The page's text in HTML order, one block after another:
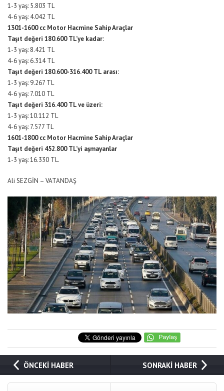
1-3 yaş: 5.803 TL
4-6 yaş: 4.042 TL
1301-1600 cc Motor Hacmine Sahip Araçlar
Taşıt değeri 180.600 TL’ye kadar:
1-3 yaş: 8.421 TL
4-6 yaş: 6.314 TL
Taşıt değeri 180.600-316.400 TL arası:
1-3 yaş: 9.267 TL
4-6 yaş: 7.010 TL
Taşıt değeri 316.400 TL ve üzeri:
1-3 yaş: 10.112 TL
4-6 yaş: 7.577 TL
1601-1800 cc Motor Hacmine Sahip Araçlar
Taşıt değeri 452.800 TL’yi aşmayanlar
1-3 yaş: 16.330 TL.
Ali SEZGİN – VATANDAŞ
ÖNCEKİ HABER SONRAKİ HABER